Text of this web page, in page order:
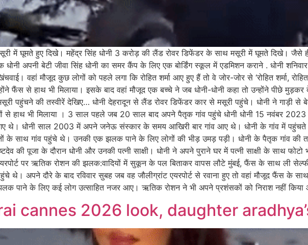
में घूमते हुए दिखे। महेंद्र सिंह धोनी 3 करोड़ की लैंड रोवर डिफेंडर के साथ मसूरी में घूमते दिखे।
अपनी बेटी जीवा सिंह धोनी का समर कैंप के लिए एक बोर्डिंग स्कूल में एडमिशन कराने . धोनी
वहां मौजूद कुछ लोगों को पहले लगा कि रोहित शर्मा आए हुए हैं तो वे जोर-जोर से ‘रोहित शर्मा,
फैंस से हाथ भी मिलाया। इसके बाद वहां मौजूद एक बच्चे ने जब धोनी-धोनी कहा तो उन्होंने पीछे
पहुंचने की तस्वीरें देखिए… धोनी देहरादून से लैंड रोवर डिफेंडर कार से मसूरी पहुंचे। धोनी ने गाड़ी से
से हाथ भी मिलाया । 3 साल पहले जब 20 साल बाद अपने पैतृक गांव पहुंचे धोनी धोनी 15 नवंबर 2023
थे। धोनी साल 2003 में अपने जनेऊ संस्कार के समय आखिरी बार गांव आए थे। धोनी के गांव में
के साथ गांव पहुंचे थे। उनकी एक झलक पाने के लिए लोगों की भीड़ उमड़ पड़ी। धोनी के पैतृक गांव की
इष्टदेव की पूजा के दौरान धोनी और उनकी पत्नी साक्षी। धोनी ने अपने पुराने घर में पत्नी
पर ऋतिक रोशन की झलक:वादियों में सुकून के पल बिताकर वापस लौटे मुंबई, फैंस के साथ ली
थे। अपने दौरे के बाद रविवार सुबह जब वह जौलीग्रांट एयरपोर्ट से रवाना हुए तो वहां मौजूद फैंस के
पाने के लिए कई लोग उत्साहित नजर आए। ऋतिक रोशन ने भी अपने प्रशंसकों को निराश नहीं
cannes 2026 look, daughter